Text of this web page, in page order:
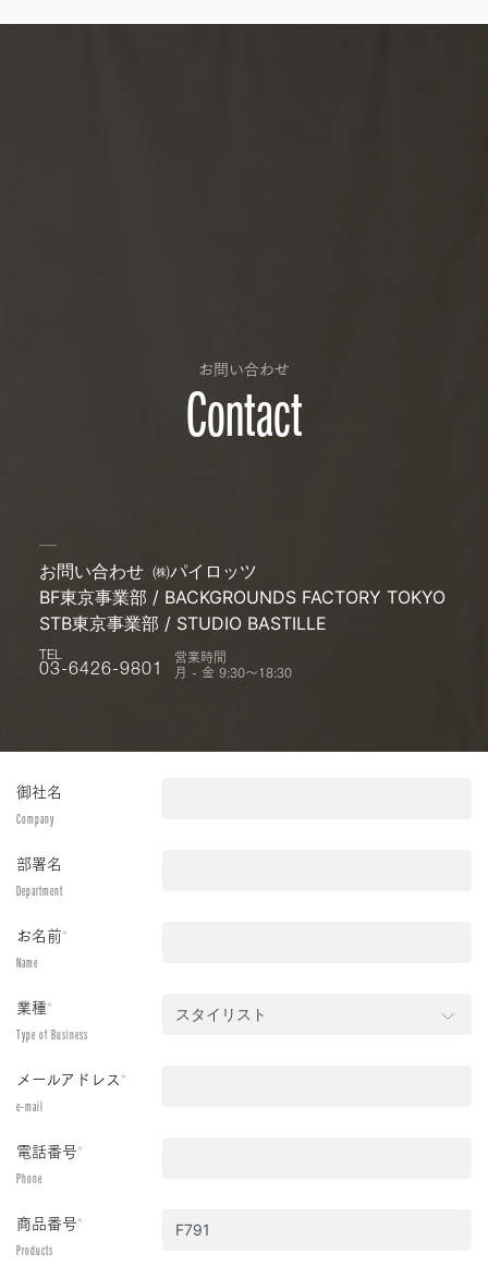
お問い合わせ
Contact
お問い合わせ ㈱パイロッツ
BF東京事業部 / BACKGROUNDS FACTORY TOKYO
STB東京事業部 / STUDIO BASTILLE
TEL
03-6426-9801
営業時間
月 - 金 9:30〜18:30
御社名
Company
部署名
Department
お名前*
Name
業種*
Type of Business
メールアドレス*
e-mail
電話番号*
Phone
商品番号*
Products